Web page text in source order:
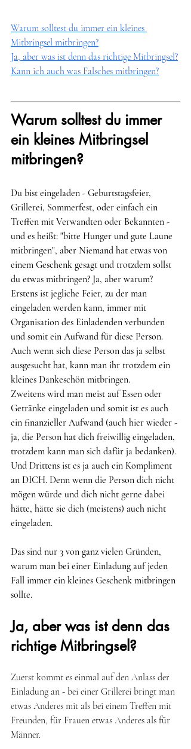
Warum solltest du immer ein kleines
Mitbringsel mitbringen?
Ja, aber was ist denn das richtige Mitbringsel?
Kann ich auch was Falsches mitbringen?
Warum solltest du immer
ein kleines Mitbringsel
mitbringen?
Du bist eingeladen - Geburtstagsfeier,
Grillerei, Sommerfest, oder einfach ein
Treffen mit Verwandten oder Bekannten -
und es heißt: "bitte Hunger und gute Laune
mitbringen", aber Niemand hat etwas von
einem Geschenk gesagt und trotzdem sollst
du etwas mitbringen? Ja, aber warum?
Erstens ist jegliche Feier, zu der man
eingeladen werden kann, immer mit
Organisation des Einladenden verbunden
und somit ein Aufwand für diese Person.
Auch wenn sich diese Person das ja selbst
ausgesucht hat, kann man ihr trotzdem ein
kleines Dankeschön mitbringen.
Zweitens wird man meist auf Essen oder
Getränke eingeladen und somit ist es auch
ein finanzieller Aufwand (auch hier wieder -
ja, die Person hat dich freiwillig eingeladen,
trotzdem kann man sich dafür ja bedanken).
Und Drittens ist es ja auch ein Kompliment
an DICH. Denn wenn die Person dich nicht
mögen würde und dich nicht gerne dabei
hätte, hätte sie dich (meistens) auch nicht
eingeladen.
Das sind nur 3 von ganz vielen Gründen,
warum man bei einer Einladung auf jeden
Fall immer ein kleines Geschenk mitbringen
sollte.
Ja, aber was ist denn das
richtige Mitbringsel?
Zuerst kommt es einmal auf den Anlass der
Einladung an - bei einer Grillerei bringt man
etwas Anderes mit als bei einem Treffen mit
Freunden, für Frauen etwas Anderes als für
Männer.